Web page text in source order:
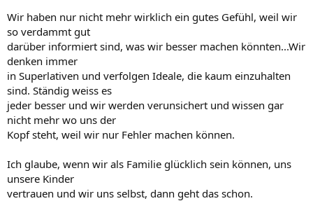
Wir haben nur nicht mehr wirklich ein gutes Gefühl, weil wir
so verdammt gut
darüber informiert sind, was wir besser machen könnten...Wir
denken immer
in Superlativen und verfolgen Ideale, die kaum einzuhalten
sind. Ständig weiss es
jeder besser und wir werden verunsichert und wissen gar
nicht mehr wo uns der
Kopf steht, weil wir nur Fehler machen können.
Ich glaube, wenn wir als Familie glücklich sein können, uns
unsere Kinder
vertrauen und wir uns selbst, dann geht das schon.